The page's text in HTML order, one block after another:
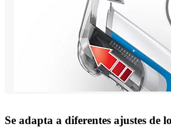
Se adapta a diferentes ajustes de